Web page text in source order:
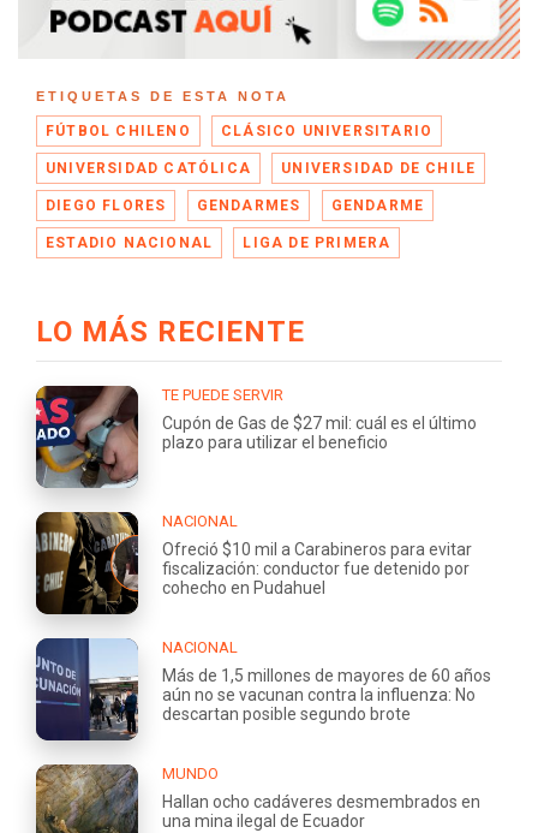
ETIQUETAS DE ESTA NOTA
FÚTBOL CHILENO CLÁSICO UNIVERSITARIO
UNIVERSIDAD CATÓLICA UNIVERSIDAD DE CHILE
DIEGO FLORES GENDARMES GENDARME
ESTADIO NACIONAL LIGA DE PRIMERA
LO MÁS RECIENTE
TE PUEDE SERVIR
Cupón de Gas de $27 mil: cuál es el último
plazo para utilizar el beneficio
NACIONAL
Ofreció $10 mil a Carabineros para evitar
fiscalización: conductor fue detenido por
cohecho en Pudahuel
NACIONAL
Más de 1,5 millones de mayores de 60 años
aún no se vacunan contra la influenza: No
descartan posible segundo brote
MUNDO
Hallan ocho cadáveres desmembrados en
una mina ilegal de Ecuador